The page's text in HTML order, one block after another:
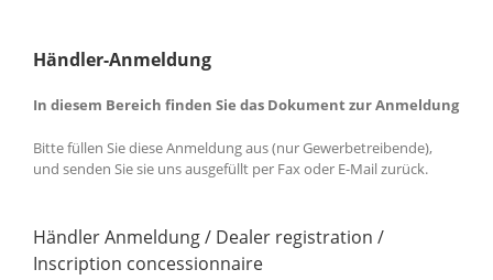
Händler-Anmeldung
In diesem Bereich finden Sie das Dokument zur Anmeldung
Bitte füllen Sie diese Anmeldung aus (nur Gewerbetreibende),
und senden Sie sie uns ausgefüllt per Fax oder E-Mail zurück.
Händler Anmeldung/ Dealer registration /
Inscription concessionnaire